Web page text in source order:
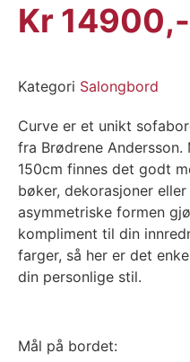
Kr 14900
Kategori Salongbord
Curve er et unikt
fra Brødrene Andersson.
150cm finnes det godt
bøker, dekorasjoner
asymmetriske formen
kompliment til din
farger, så her er det
din personlige stil.
Mål på bordet: